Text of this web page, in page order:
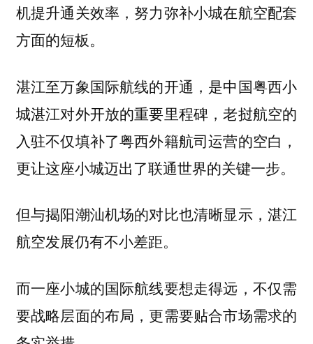
机提升通关效率，努力弥补小城在航空配套
方面的短板。
湛江至万象国际航线的开通，是中国粤西小
城湛江对外开放的重要里程碑，老挝航空的
入驻不仅填补了粤西外籍航司运营的空白，
更让这座小城迈出了联通世界的关键一步。
但与揭阳潮汕机场的对比也清晰显示，湛江
航空发展仍有不小差距。
而一座小城的国际航线要想走得远，不仅需
要战略层面的布局，更需要贴合市场需求的